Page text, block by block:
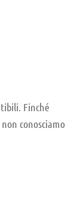
Finché
conosciamo